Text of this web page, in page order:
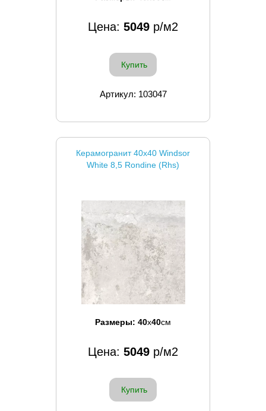
Цена: 5049 р/м2
Купить
Артикул: 103047
Керамогранит 40x40 Windsor
White 8,5 Rondine (Rhs)
Размеры: 40x40см
Цена: 5049 р/м2
Купить